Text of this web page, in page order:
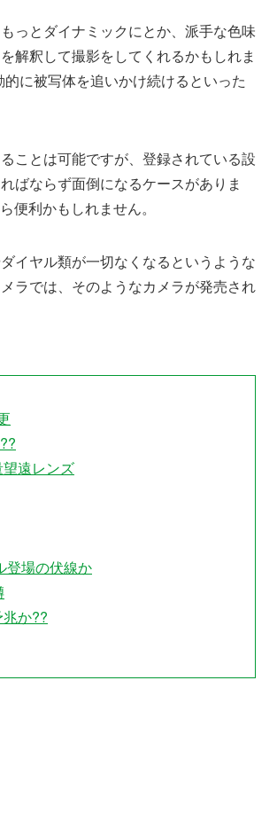
っとダイナミックにとか、派手な色味
解釈して撮影をしてくれるかもしれま
に被写体を追いかけ続けるといった
ことは可能ですが、登録されている設
ばならず面倒になるケースがありま
便利かもしれません。
イヤル類が一切なくなるというような
ラでは、そのようなカメラが発売され
遠レンズ
登場の伏線か
か??